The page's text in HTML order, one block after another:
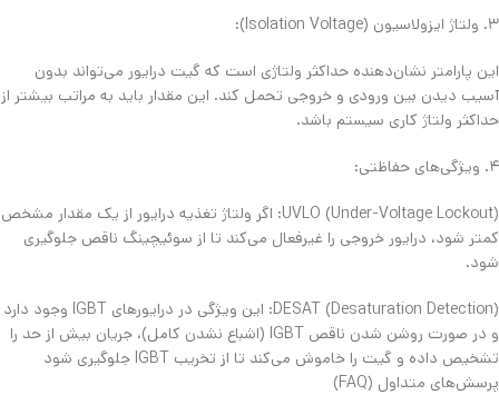
​۳. ولتاژ ایزولاسیون (Isolation Voltage):
​این پارامتر نشان‌دهنده حداکثر ولتاژی است که گیت درایور می‌تواند بدون
آسیب دیدن بین ورودی و خروجی تحمل کند. این مقدار باید به مراتب بیشتر از
حداکثر ولتاژ کاری سیستم باشد.
​۴. ویژگی‌های حفاظتی:
​UVLO (Under-Voltage Lockout): اگر ولتاژ تغذیه درایور از یک مقدار مشخص
کمتر شود، درایور خروجی را غیرفعال می‌کند تا از سوئیچینگ ناقص جلوگیری
شود.
​DESAT (Desaturation Detection): این ویژگی در درایورهای IGBT وجود دارد
و در صورت روشن شدن ناقص IGBT (اشباع نشدن کامل)، جریان بیش از حد را
تشخیص داده و گیت را خاموش می‌کند تا از تخریب IGBT جلوگیری شود
​پرسش‌های متداول (FAQ)